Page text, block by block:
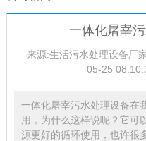
一体化屠宰
来源:生活污水处理设备厂
05-25
一体化屠宰污水处理设备在
用，为什么这样说呢？它可
源更好的循环使用，也许很